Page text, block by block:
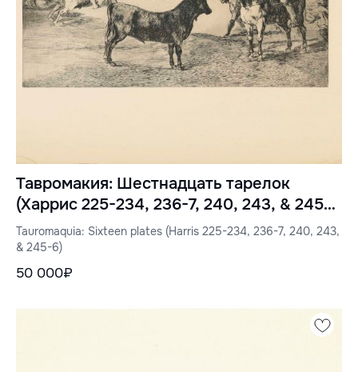
Тавромакия: Шестнадцать тарелок
(Харрис 225-234, 236-7, 240, 243, & 245-
6)
Tauromaquia: Sixteen plates (Harris 225-234, 236-7, 240, 243,
& 245-6)
50 000₽